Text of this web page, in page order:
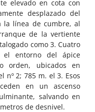
elevado en cota con
desplazado del
la línea de cumbre, al
de la vertiente
como 3. Cuatro
el entorno del ápice
orden, ubicados en
nº 2; 785 m. el 3. Esos
en un ascenso
salvando en
de desnivel.